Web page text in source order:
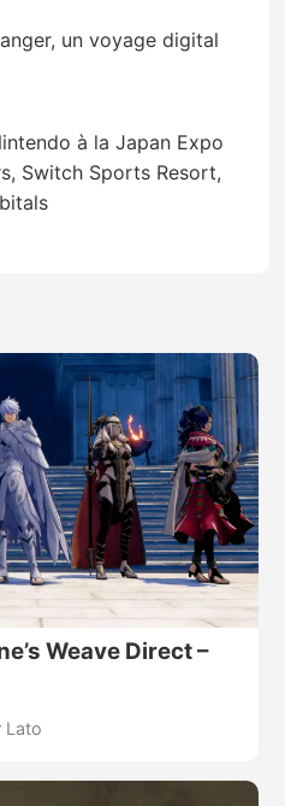
un voyage digital
à la Japan Expo
Switch Sports Resort,
Weave Direct –
Lato